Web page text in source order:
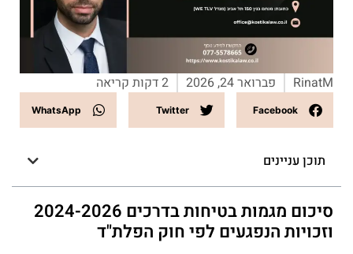
RinatM פברואר 24, 2026 2 דקות קריאה
Facebook
Twitter
WhatsApp
תוכן עניינים
סיכום מגמות בטיחות בדרכים 2024-2026
וזכויות הנפגעים לפי חוק הפלת"ד